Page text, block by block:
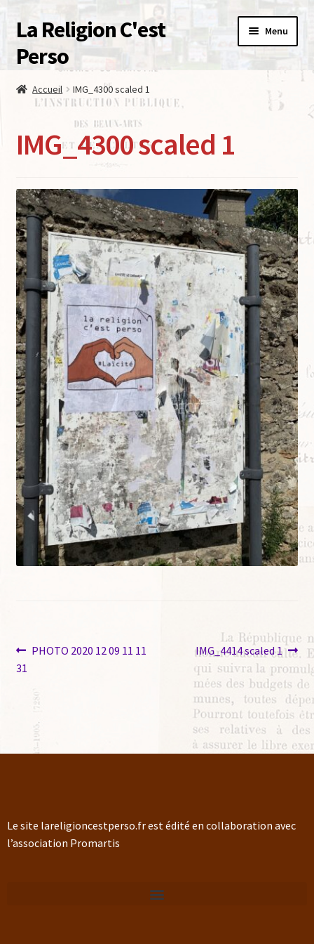
La Religion C'est
Perso
Menu
Accueil
Le Mur De La Laïcite
Contact – Qui sommes nous ?
Mon compte
Accueil IMG_4300 scaled 1
IMG_4300 scaled 1
PHOTO 2020 12 09 11 11
31
IMG_4414 scaled 1
Le site lareligioncestperso.fr est édité en collaboration avec
l’association Promartis